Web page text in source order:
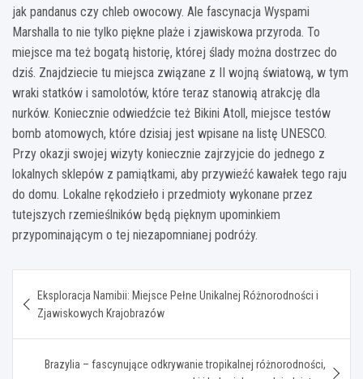
jak pandanus czy chleb owocowy. Ale fascynacja Wyspami
Marshalla to nie tylko piękne plaże i zjawiskowa przyroda. To
miejsce ma też bogatą historię, której ślady można dostrzec do
dziś. Znajdziecie tu miejsca związane z II wojną światową, w tym
wraki statków i samolotów, które teraz stanowią atrakcję dla
nurków. Koniecznie odwiedźcie też Bikini Atoll, miejsce testów
bomb atomowych, które dzisiaj jest wpisane na listę UNESCO.
Przy okazji swojej wizyty koniecznie zajrzyjcie do jednego z
lokalnych sklepów z pamiątkami, aby przywieźć kawałek tego raju
do domu. Lokalne rękodzieło i przedmioty wykonane przez
tutejszych rzemieślników będą pięknym upominkiem
przypominającym o tej niezapomnianej podróży.
wpisu
Eksploracja Namibii: Miejsce Pełne Unikalnej Różnorodności i
Zjawiskowych Krajobrazów
Brazylia – fascynujące odkrywanie tropikalnej różnorodności,